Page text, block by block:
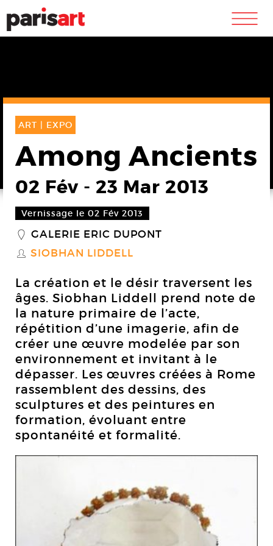
m
ART | EXPO
Among Ancients
02 Fév - 23 Mar 2013
Vernissage le 02 Fév 2013
_ GALERIE ERIC DUPONT
S SIOBHAN LIDDELL
La création et le désir traversent les
âges. Siobhan Liddell prend note de
la nature primaire de l’acte,
répétition d’une imagerie, afin de
créer une œuvre modelée par son
environnement et invitant à le
dépasser. Les œuvres créées à Rome
rassemblent des dessins, des
sculptures et des peintures en
formation, évoluant entre
spontanéité et formalité.